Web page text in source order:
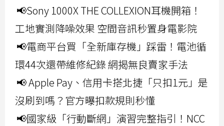
📢Sony 1000X THE COLLEXION耳機開箱！
工地實測降噪效果 空間音訊秒置身電影院
📢電商平台買「全新庫存機」踩雷！電池循
環44次還帶維修紀錄 網揭無良賣家手法
📢 Apple Pay、信用卡搭北捷「只扣1元」是
沒刷到嗎？官方曝扣款規則秒懂
📢國家級「行動斷網」演習完整指引！NCC